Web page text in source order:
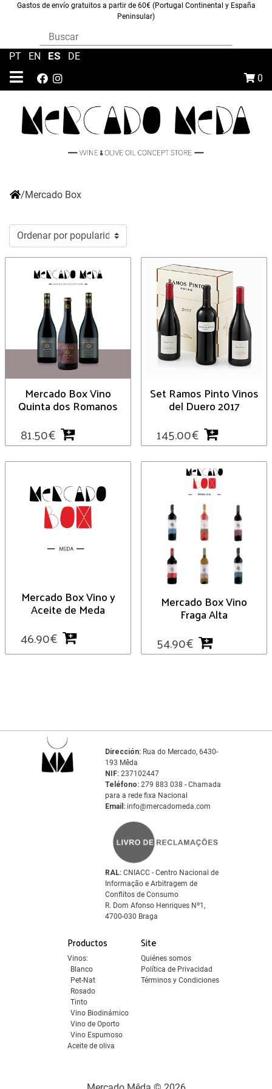
Gastos de envío gratuitos a partir de 60€ (Portugal Continental y España
Peninsular)
0
PT EN ES DE
/Mercado Box
Mercado Box Vino
Quinta dos Romanos
81.50€
Set Ramos Pinto Vinos
del Duero 2017
145.00€
Mercado Box Vino y
Aceite de Meda
46.90€
Mercado Box Vino
Fraga Alta
54.90€
Productos
Vinos:
Blanco
Pet-Nat
Rosado
Tinto
Vino Biodinámico
Vino de Oporto
Vino Espumoso
Aceite de oliva
Site
Quiénes somos
Política de Privacidad
Términos y Condiciones
Dirección: Rua do Mercado, 6430-
193 Mêda
NIF: 237102447
Teléfono: 279 883 038 - Chamada
para a rede fixa Nacional
Email: info@mercadomeda.com
RAL: CNIACC - Centro Nacional de
Informação e Arbitragem de
Conflitos de Consumo
R. Dom Afonso Henriques Nº1,
4700-030 Braga